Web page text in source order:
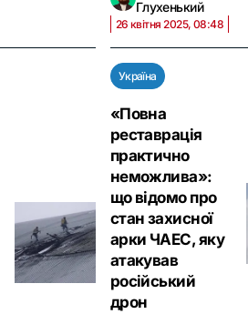
Глухенький
26 квітня 2025, 08:48
Україна
«Повна
реставрація
практично
неможлива»:
що відомо про
стан захисної
арки ЧАЕС, яку
атакував
російський
дрон